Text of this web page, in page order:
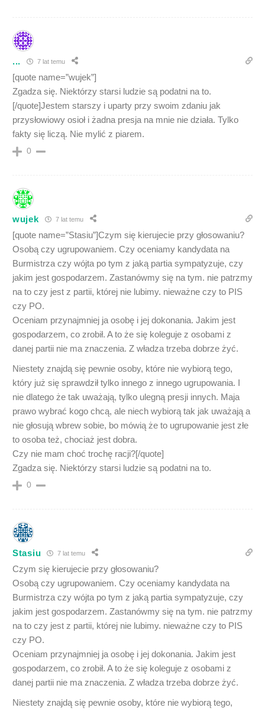
... 7 lat temu
[quote name=”wujek”]
Zgadza się. Niektórzy starsi ludzie są podatni na to.
[/quote]Jestem starszy i uparty przy swoim zdaniu jak
przysłowiowy osioł i żadna presja na mnie nie działa. Tylko
fakty się liczą. Nie mylić z piarem.
0
wujek 7 lat temu
[quote name=”Stasiu”]Czym się kierujecie przy głosowaniu?
Osobą czy ugrupowaniem. Czy oceniamy kandydata na
Burmistrza czy wójta po tym z jaką partia sympatyzuje, czy
jakim jest gospodarzem. Zastanówmy się na tym. nie patrzmy
na to czy jest z partii, której nie lubimy. nieważne czy to PIS
czy PO.
Oceniam przynajmniej ja osobę i jej dokonania. Jakim jest
gospodarzem, co zrobił. A to że się koleguje z osobami z
danej partii nie ma znaczenia. Z władza trzeba dobrze żyć.
Niestety znajdą się pewnie osoby, które nie wybiorą tego,
który już się sprawdził tylko innego z innego ugrupowania. I
nie dlatego że tak uważają, tylko ulegną presji innych. Maja
prawo wybrać kogo chcą, ale niech wybiorą tak jak uważają a
nie głosują wbrew sobie, bo mówią że to ugrupowanie jest złe
to osoba też, chociaż jest dobra.
Czy nie mam choć trochę racji?[/quote]
Zgadza się. Niektórzy starsi ludzie są podatni na to.
0
Stasiu 7 lat temu
Czym się kierujecie przy głosowaniu?
Osobą czy ugrupowaniem. Czy oceniamy kandydata na
Burmistrza czy wójta po tym z jaką partia sympatyzuje, czy
jakim jest gospodarzem. Zastanówmy się na tym. nie patrzmy
na to czy jest z partii, której nie lubimy. nieważne czy to PIS
czy PO.
Oceniam przynajmniej ja osobę i jej dokonania. Jakim jest
gospodarzem, co zrobił. A to że się koleguje z osobami z
danej partii nie ma znaczenia. Z władza trzeba dobrze żyć.
Niestety znajdą się pewnie osoby, które nie wybiorą tego,